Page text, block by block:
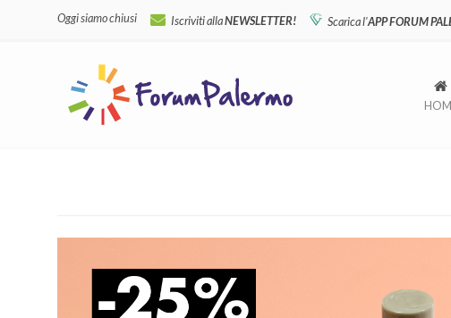
Oggi siamo chiusi Iscriviti allaNEWSLETTER! Scarica l'APP FORUM